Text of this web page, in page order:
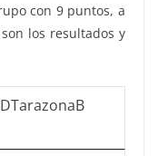
con 9 puntos, a
los resultados y